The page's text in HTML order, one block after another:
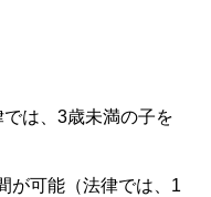
は、3歳未満の子を
が可能（法律では、1